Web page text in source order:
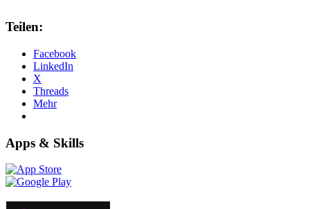
Teilen:
Facebook
LinkedIn
X
Threads
Mehr
Apps & Skills